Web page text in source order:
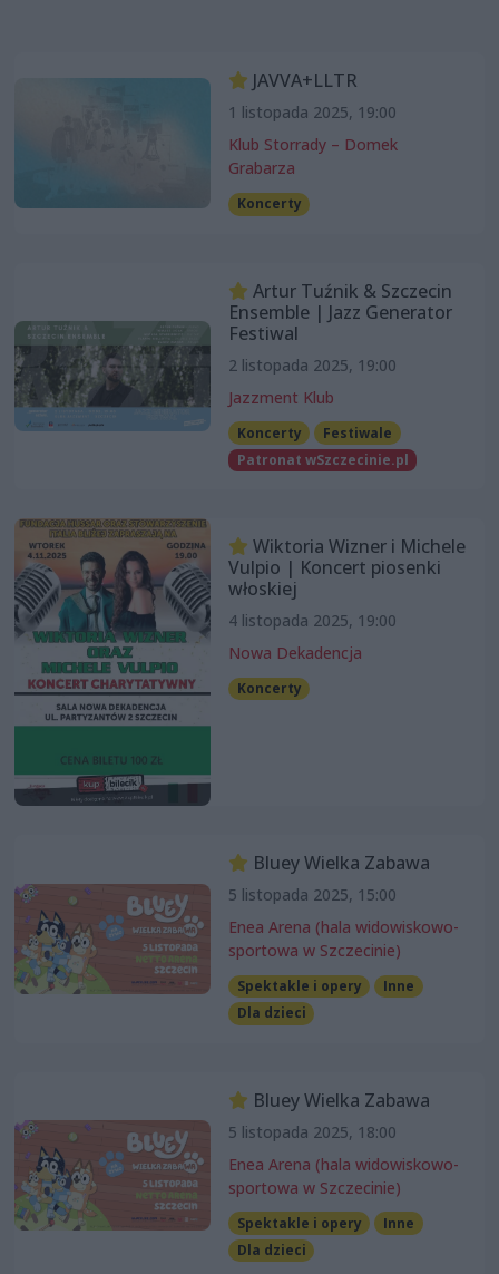
JAVVA+LLTR
1 listopada 2025, 19:00
Klub Storrady – Domek
Grabarza
Koncerty
Artur Tuźnik & Szczecin
Ensemble | Jazz Generator
Festiwal
2 listopada 2025, 19:00
Jazzment Klub
Koncerty
Festiwale
Patronat wSzczecinie.pl
Wiktoria Wizner i Michele
Vulpio | Koncert piosenki
włoskiej
4 listopada 2025, 19:00
Nowa Dekadencja
Koncerty
Bluey Wielka Zabawa
5 listopada 2025, 15:00
Enea Arena (hala widowiskowo-
sportowa w Szczecinie)
Spektakle i opery
Inne
Dla dzieci
Bluey Wielka Zabawa
5 listopada 2025, 18:00
Enea Arena (hala widowiskowo-
sportowa w Szczecinie)
Spektakle i opery
Inne
Dla dzieci